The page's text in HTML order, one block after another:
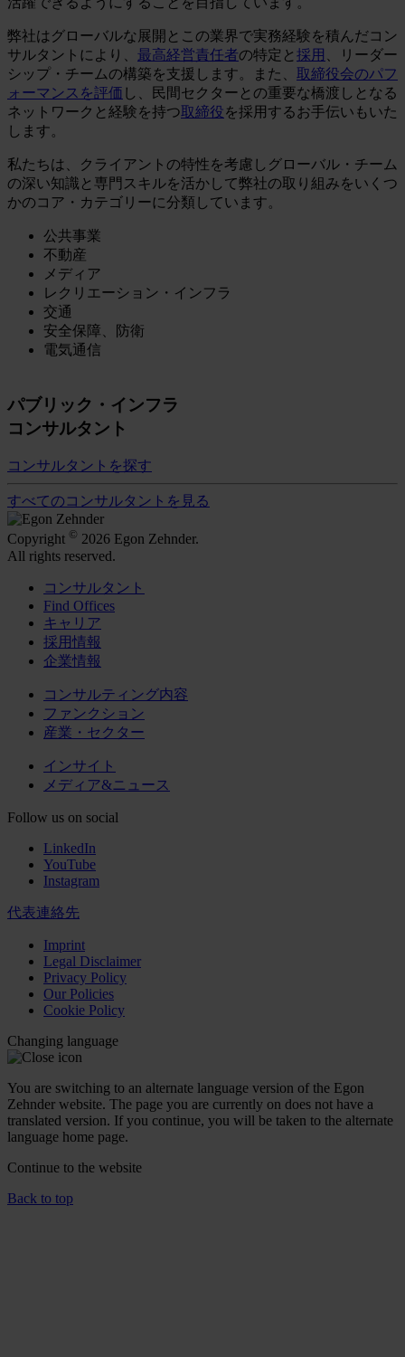
弊社はグローバルな展開とこの業界で実務経験を積んだコン
サルタントにより、 最高経営責任者の特定と 採用
、リーダー
シップ・チームの構築を支援します。また、 取締役会のパフ
ォーマンスを評価 し、民間セクターとの重要な橋渡しとなる
ネットワークと経験を持つ取締役を採用するお手伝いもいた
します。
私たちは、クライアントの特性を考慮しグローバル・チーム
の深い知識と専門スキルを活かして弊社の取り組みをいくつ
かのコア・カテゴリーに分類しています。
公共事業
不動産
メディア
レクリエーション・インフラ
交通
安全保障、防衛
電気通信
パブリック・インフラ
コンサルタント
コンサルタントを探す
すべてのコンサルタントを見る
Copyright © 2026 Egon Zehnder.
All rights reserved.
コンサルタント
Find Offices
キャリア
採用情報
企業情報
コンサルティング内容
ファンクション
産業・セクター
インサイト
メディア&ニュース
Follow us on social
LinkedIn
YouTube
Instagram
代表連絡先
Imprint
Legal Disclaimer
Privacy Policy
Our Policies
Cookie Policy
Changing language
You are switching to an alternate language version of the Egon
Zehnder website. The page you are currently on does not have a
translated version. If you continue, you will be taken to the alternate
language home page.
Continue to the website
Back to top